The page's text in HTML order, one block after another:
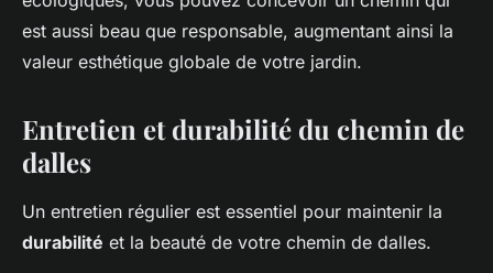
est aussi beau que responsable, augmentant ainsi la
valeur esthétique globale de votre jardin.
Entretien et durabilité du chemin de
dalles
Un entretien régulier est essentiel pour maintenir la
durabilité et la beauté de votre chemin de dalles.